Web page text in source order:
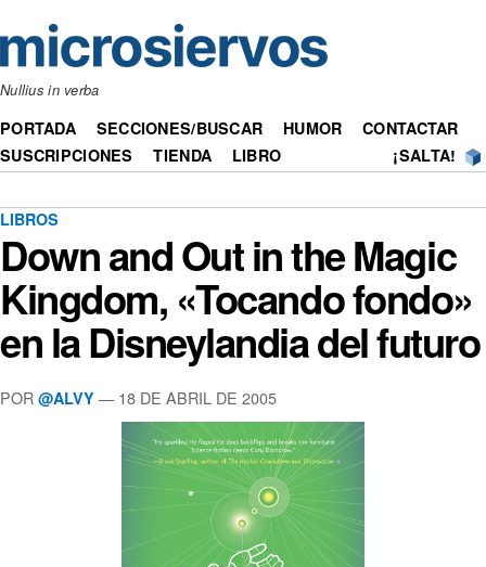
Nullius in verba
PORTADA SECCIONES/BUSCAR HUMOR
CONTACTAR
SUSCRIPCIONES
TIENDA LIBRO ¡SALTA!
LIBROS
Down and Out in the Magic
Kingdom, «Tocando fondo»
en la Disneylandia del futuro
POR @ALVY — 18 DE ABRIL DE 2005